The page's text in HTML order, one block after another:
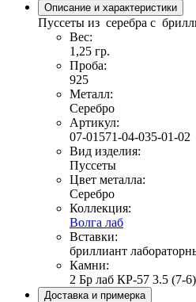
Описание и характеристики
Пуссеты из серебра с
Вес:
1,25 гр.
Проба:
925
Металл:
Серебро
Артикул:
07-01571-04-035-01-02
Вид изделия:
Пуссеты
Цвет металла:
Серебро
Коллекция:
Волга лаб
Вставки:
бриллиант
Камни:
2 Бр лаб КР-57 3.5 (7-
Доставка и примерка